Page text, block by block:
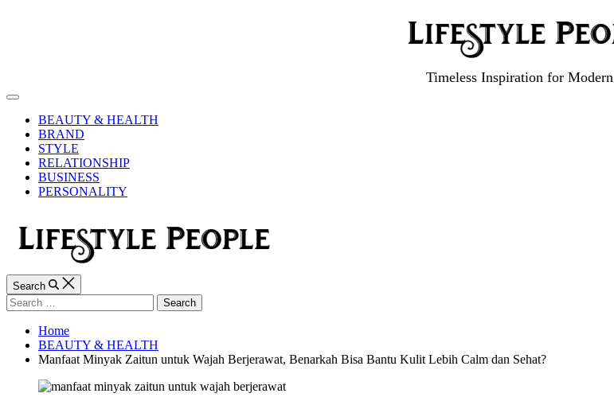
Timeless Inspiration for
Off
CanvasBEAUTY & HEALTH
BRAND
STYLE
RELATIONSHIP
BUSINESS
PERSONALITY
Search
Search
for:
Home
BEAUTY & HEALTH
Manfaat Minyak Zaitun untuk Wajah Berjerawat, Benarkah Bisa Bantu Kulit Lebih Calm dan Sehat?